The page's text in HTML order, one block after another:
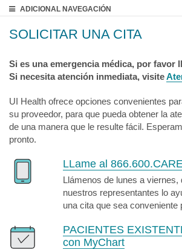
ADICIONAL NAVEGACIÓN
SOLICITAR UNA CITA
Si es una emergencia médica, por favor
Si necesita atención inmediata, visite
UI Health ofrece opciones convenientes
su proveedor, para que pueda obtener la
de una manera que le resulte fácil.
pronto.
LLame al
Llámenos de lunes a viernes,
nuestros representantes lo
una cita que sea conveniente
PACIENTES
con MyChart